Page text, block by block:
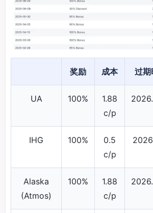
奖励 成本 过期
UA 100%
1.88
c/p
IHG 100%
0.5
c/p
Alaska
(Atmos)
100%
1.88
c/p